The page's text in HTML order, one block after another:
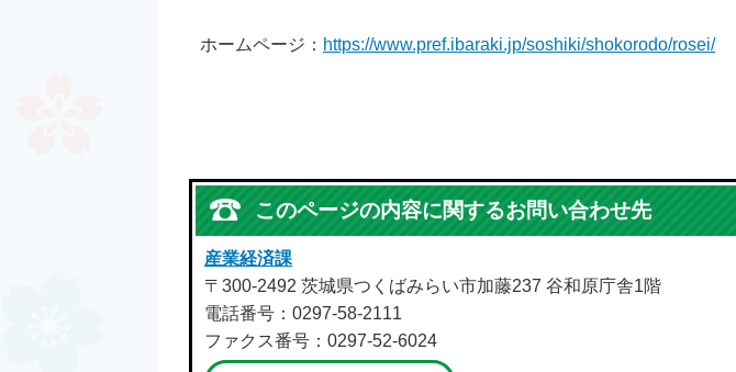
ホームページ： https://www.pref.ibaraki.jp/soshiki/shokorodo/rosei/
このページの内容に関するお問い合わせ先
産業経済課
〒300-2492 茨城県つくばみらい市加藤237 谷和原庁舎1階
電話番号：0297-58-2111
ファクス番号：0297-52-6024